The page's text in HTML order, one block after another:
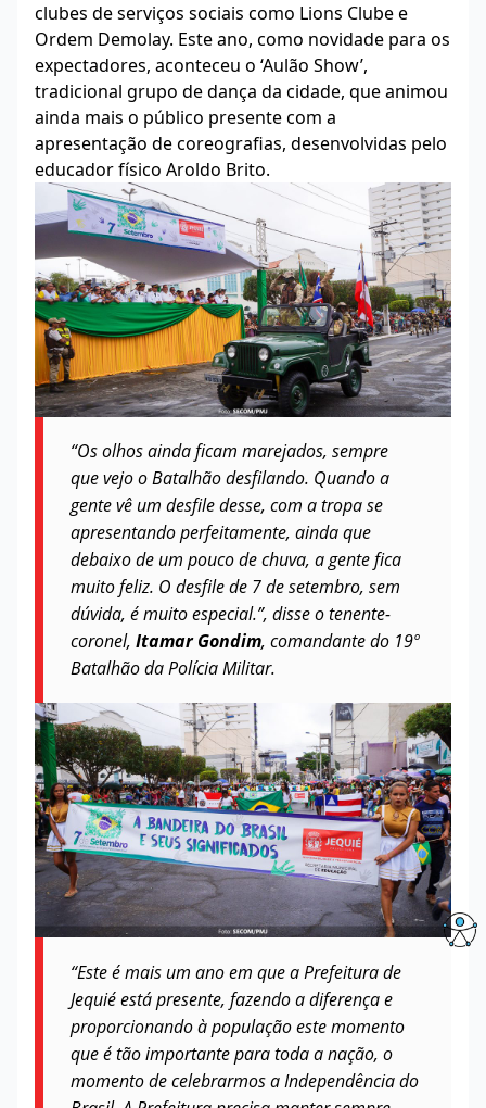
clubes de serviços sociais como Lions Clube e
Ordem Demolay. Este ano, como novidade para os
expectadores, aconteceu o ‘Aulão Show’,
tradicional grupo de dança da cidade, que animou
ainda mais o público presente com a
apresentação de coreografias, desenvolvidas pelo
educador físico Aroldo Brito.
“Os olhos ainda ficam marejados, sempre
que vejo o Batalhão desfilando. Quando a
gente vê um desfile desse, com a tropa se
apresentando perfeitamente, ainda que
debaixo de um pouco de chuva, a gente fica
muito feliz. O desfile de 7 de setembro, sem
dúvida, é muito especial.”, disse o tenente-
coronel, Itamar Gondim, comandante do 19º
Batalhão da Polícia Militar.
“Este é mais um ano em que a Prefeitura de
Jequié está presente, fazendo a diferença e
proporcionando à população este momento
que é tão importante para toda a nação, o
momento de celebrarmos a Independência do